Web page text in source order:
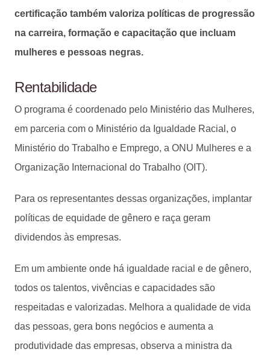
certificação também valoriza políticas de progressão
na carreira, formação e capacitação que incluam
mulheres e pessoas negras.
Rentabilidade
O programa é coordenado pelo Ministério das Mulheres,
em parceria com o Ministério da Igualdade Racial, o
Ministério do Trabalho e Emprego, a ONU Mulheres e a
Organização Internacional do Trabalho (OIT).
Para os representantes dessas organizações, implantar
políticas de equidade de gênero e raça geram
dividendos às empresas.
Em um ambiente onde há igualdade racial e de gênero,
todos os talentos, vivências e capacidades são
respeitadas e valorizadas. Melhora a qualidade de vida
das pessoas, gera bons negócios e aumenta a
produtividade das empresas, observa a ministra da